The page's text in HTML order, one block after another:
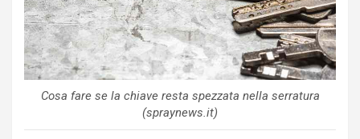
Cosa fare se la chiave resta spezzata nella serratura
(spraynews.it)